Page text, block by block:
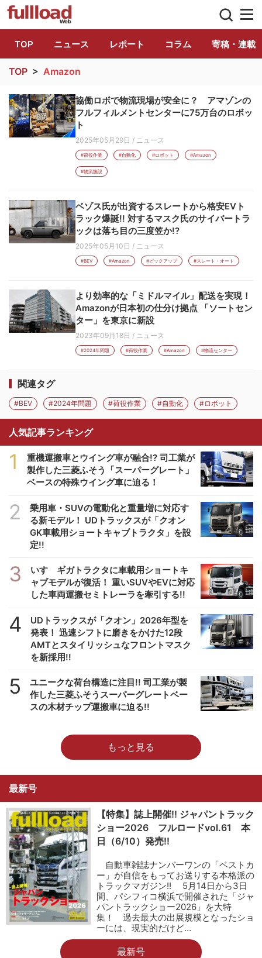
トラック総合情報誌「フルロード」公式
TOP ニュース レポート コラム 寄稿・連載
TOP > Amazon
協働ロボで物流現場が安全に？ アマゾンの
フルフィルメントセンターに75万台のロボッ
ト
2025年05月29日 / ニュース
#荷役作業 #自動化 #ロボット #Amazon
#物流施設
ベゾス氏が出資するスレートから格安EVト
ラック爆誕!! 対するマスク氏のサイバートラ
ックは落ち目の三度笠か!?
2025年05月10日 / ニュース
#BEV #Amazon #ピックアップ #スレート・オート
より効率的な「ミドルマイル」配送を実現！
Amazonが日本初の仕分け拠点 「ソートセン
ター」を東京に新設
2023年09月18日 / ニュース
#2024年問題 #荷役作業 #Amazon #物流センター
関連タグ
#BEV #2024年問題 #荷役作業 #自動化 #ロボット
人気記事ランキング
1
重機運搬車とウイング車が融合!? 司工業が
製作した三菱ふそう「スーパーグレート」
ベースの特殊ウイング車に迫る！
2
乗用車・SUVの電動化と重量増に対応す
る新モデル！ UDトラックスが「クオン
GK車載用ショートキャブトラクタ」を設
定!!
3
いすゞギガトラクタに車載用ショートキ
ャブモデルが復活！ 重いSUVやEVに対応
した車両運搬セミトレーラを牽引する!!
4
UDトラックスが「クオン」2026年型を
発表！ 迅速シフトに磨きをかけた12段
AMTとスタイリッシュなフロントマスク
を新採用!!
5
ユニークな荷台構造に注目!! 司工業が製
作した三菱ふそうスーパーグレートベー
スの木材チップ運搬車に迫る!!
もっと見る
最新号
【特集】誌上開催!! ジャパントラック
ショー2026 フルロードvol.61 本
日（6/10）発売!!
自動車雑誌ナンバーワンの「ベストカ
ー」が自信をもってお送りする本格派の
トラックマガジン!! 5月14日から3日
間、パシフィコ横浜で開催された「ジャ
パントラックショー2026」を大特
集！ 過去最大の出展規模となったショ
ーには、現実的だけど…
最新号